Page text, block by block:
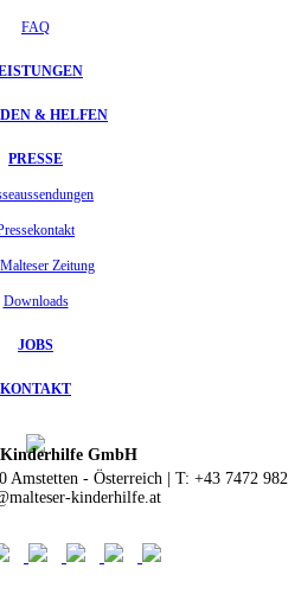
FAQ
& HELFEN
PRESSE
Zeitung
Downloads
JOBS
KONTAKT
GmbH
Amstetten - Österreich | T: +43 7472 982
kinderhilfe.at